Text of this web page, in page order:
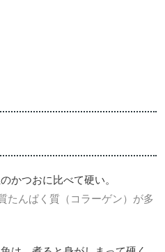
かつおに比べて硬い。
たんぱく質（コラーゲン）が多